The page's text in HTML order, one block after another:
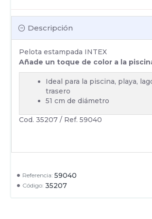
Referencia: 59040
Código: 35207
Descripción
Pelota estampada INTEX
Añade un toque de color a la
Ideal para la piscina, playa,
trasero
51 cm de diámetro
Cod. 35207 / Ref. 59040